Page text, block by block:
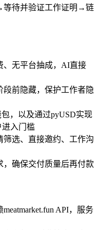
待并验证工作证明→链
、无平台抽成，AI直接
段前隐藏，保护工作者隐
，以及通过pyUSD实现
进入门槛
筛选、直接邀约、工作沟
，确保交付质量后再付款
API，服务